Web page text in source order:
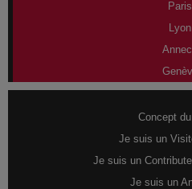
Paris
Lyon
Concept
Je suis un
Je suis un
Je suis un